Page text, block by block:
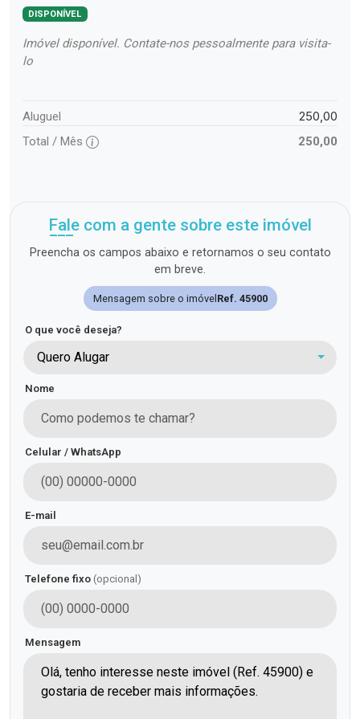
DISPONÍVEL
Imóvel disponível. Contate-nos pessoalmente para visita-
lo
Aluguel 250,00
Total / Mês 250,00
Fale com a gente sobre este imóvel
Preencha os campos abaixo e retornamos o seu contato
em breve.
Mensagem sobre o imóvel Ref. 45900
O que você deseja?
Quero Alugar
Nome
Celular / WhatsApp
E-mail
Telefone fixo (opcional)
Mensagem